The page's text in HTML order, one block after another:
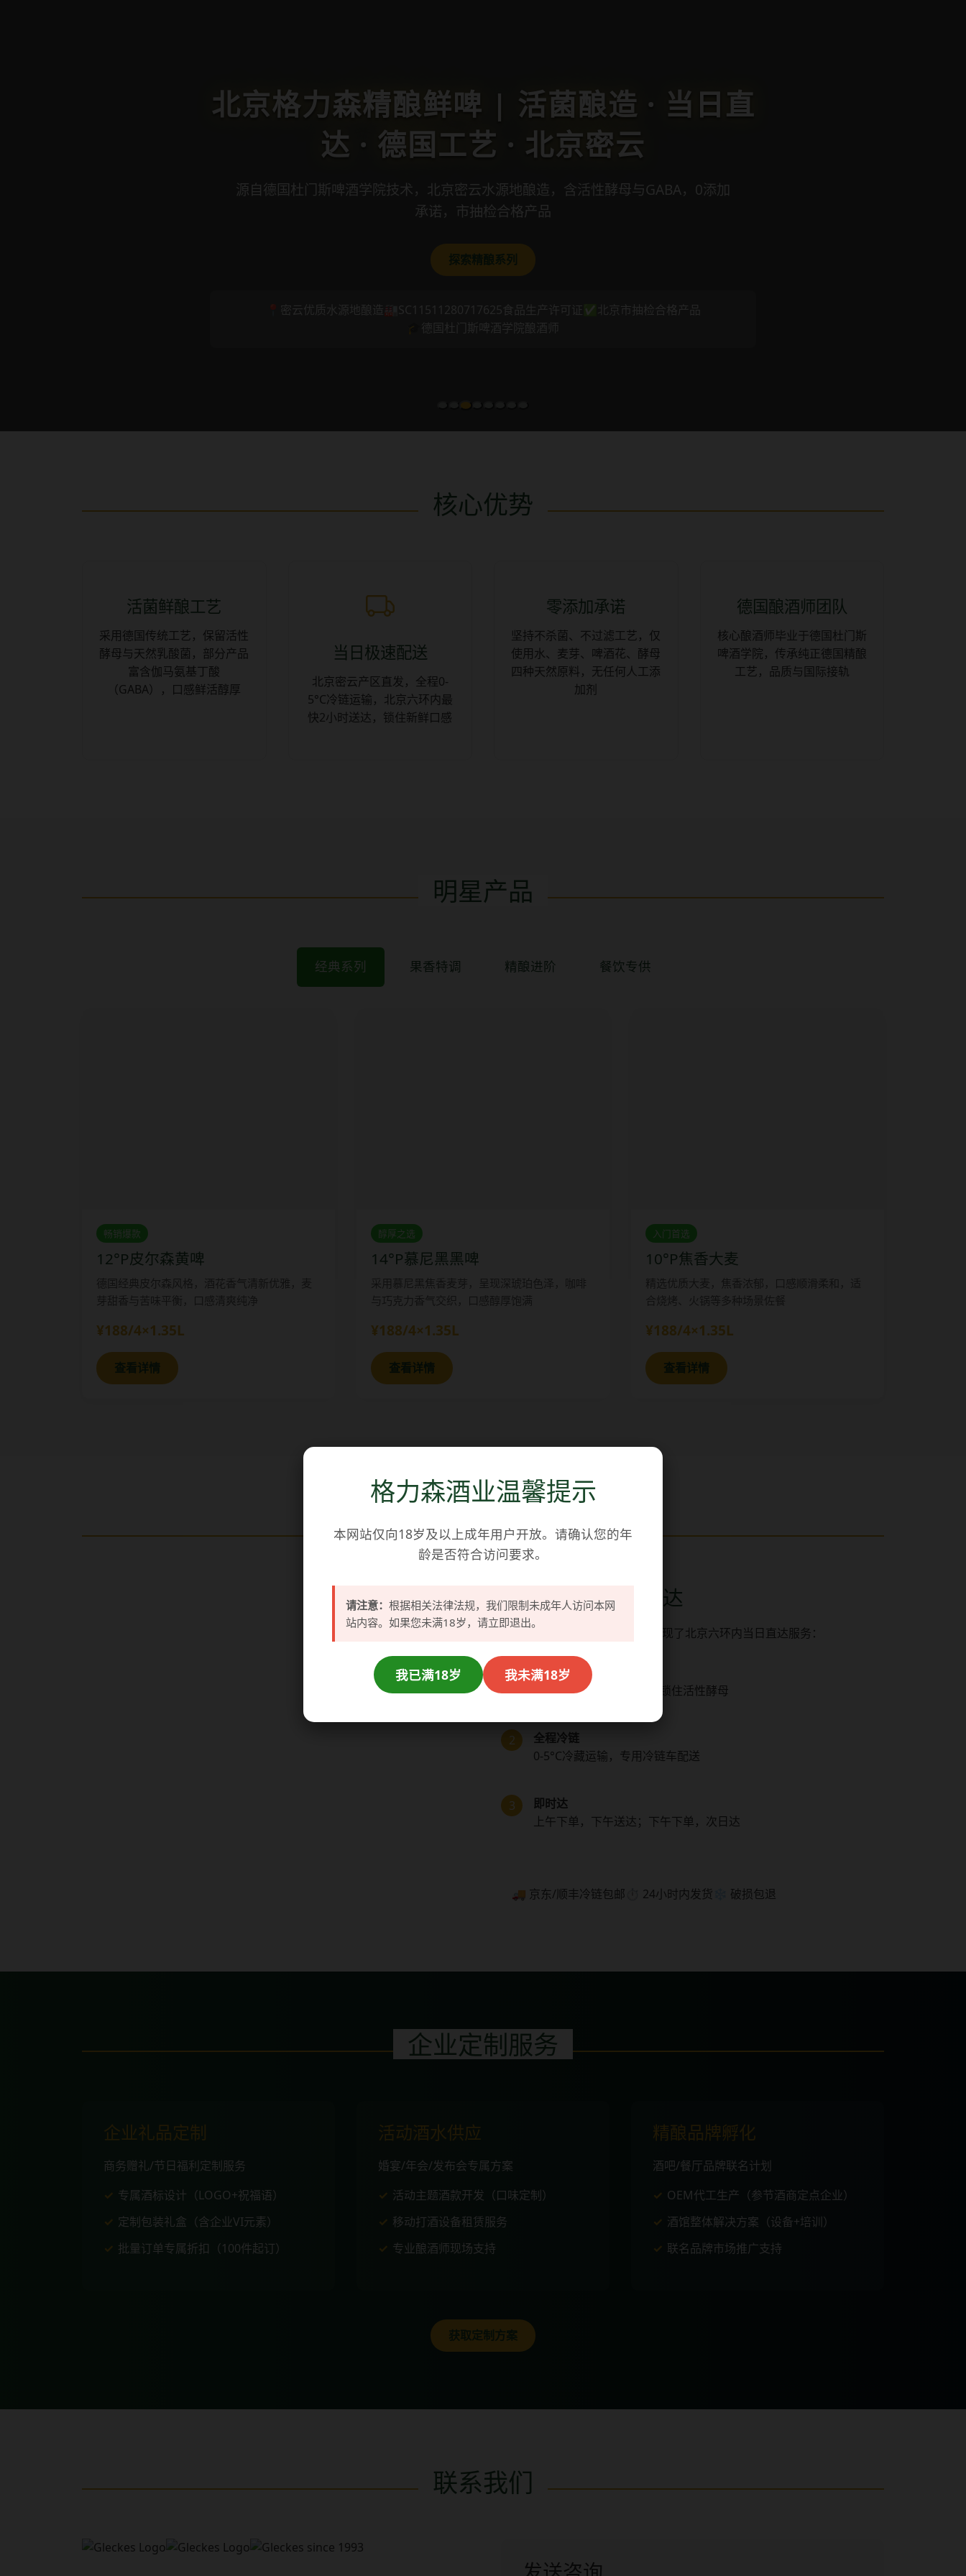
格力森酒业温馨提示
本网站仅向18岁及以上成年用户开放。请确认您的年
龄是否符合访问要求。
请注意： 根据相关法律法规，我们限制未成年人访问本网
站内容。如果您未满18岁，请立即退出。
我已满18岁 我未满18岁
北京格力森精酿鲜啤 | 活菌酿造 · 当日直
达 · 德国工艺 · 北京密云
源自德国杜门斯啤酒学院技术，北京密云水源地酿造，含活性酵母与GABA，0添加
承诺，市抽检合格产品
探索精酿系列
📍密云优质水源地酿造🏭SC11511280717625食品生产许可证 ✅北京市抽检合格产品
🎓德国杜门斯啤酒学院酿酒师
核心优势
活菌鲜酿工艺
采用德国传统工艺，保留活性
酵母与天然乳酸菌，部分产品
富含伽马氨基丁酸
（GABA），口感鲜活醇厚
当日极速配送
北京密云产区直发，全程0-
5°C冷链运输，北京六环内最
快2小时送达，锁住新鲜口感
零添加承诺
坚持不杀菌、不过滤工艺，仅
使用水、麦芽、啤酒花、酵母
四种天然原料，无任何人工添
加剂
德国酿酒师团队
核心酿酒师毕业于德国杜门斯
啤酒学院，传承纯正德国精酿
工艺，品质与国际接轨
明星产品
经典系列 果香特调 精酿进阶 餐饮专供
畅销爆款
12°P皮尔森黄啤
¥188/4×1.35L
查看详情
醇厚之选
14°P慕尼黑黑啤
¥188/4×1.35L
查看详情
入门首选
10°P焦香大麦
¥188/4×1.35L
查看详情
冷链配送
北京同城 · 当日直达
依托密云生产基地优势，我们实现了北京六环内当日直达服务：
1
凌晨灌装
当日凌晨完成无菌灌装，锁住活性酵母
2
全程冷链
0-5°C冷藏运输，专用冷链车配送
3
即时达
上午下单，下午送达；下午下单，次日达
🚚 京东/顺丰冷链包邮 ⏱️ 24小时内发货 ❄️ 破损包退
企业定制服务
企业礼品定制
商务赠礼/节日福利定制服务
专属酒标设计（LOGO+祝福语）
定制包装礼盒（含企业VI元素）
批量订单专属折扣（100件起订）
活动酒水供应
婚宴/年会/发布会专属方案
活动主题酒款开发（口味定制）
移动打酒设备租赁服务
专业酿酒师现场支持
精酿品牌孵化
酒吧/餐厅品牌联名计划
OEM代工生产（参节酒商定点企业）
酒馆整体解决方案（设备+培训）
联名品牌市场推广支持
获取定制方案
联系我们